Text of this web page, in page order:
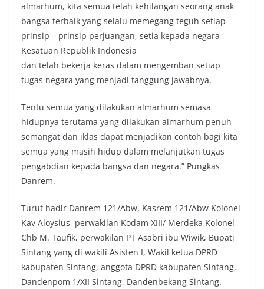
almarhum, kita semua telah kehilangan seorang anak
bangsa terbaik yang selalu memegang teguh setiap
prinsip – prinsip perjuangan, setia kepada negara
Kesatuan Republik Indonesia
dan telah bekerja keras dalam mengemban setiap
tugas negara yang menjadi tanggung jawabnya.
Tentu semua yang dilakukan almarhum semasa
hidupnya terutama yang dilakukan almarhum penuh
semangat dan iklas dapat menjadikan contoh bagi kita
semua yang masih hidup dalam melanjutkan tugas
pengabdian kepada bangsa dan negara.” Pungkas
Danrem.
Turut hadir Danrem 121/Abw, Kasrem 121/Abw Kolonel
Kav Aloysius, perwakilan Kodam XIII/ Merdeka Kolonel
Chb M. Taufik, perwakilan PT Asabri ibu Wiwik, Bupati
Sintang yang di wakili Asisten I, Wakil ketua DPRD
kabupaten Sintang, anggota DPRD kabupaten Sintang,
Dandenpom 1/XII Sintang, Dandenbekang Sintang.